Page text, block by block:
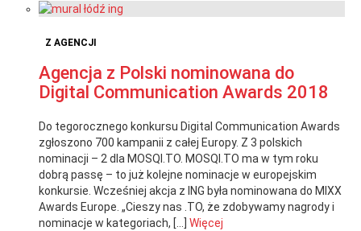
Z AGENCJI
Agencja z Polski nominowana do
Digital Communication Awards 2018
Do tegorocznego konkursu Digital Communication Awards
zgłoszono 700 kampanii z całej Europy. Z 3 polskich
nominacji – 2 dla MOSQI.TO. MOSQI.TO ma w tym roku
dobrą passę – to już kolejne nominacje w europejskim
konkursie. Wcześniej akcja z ING była nominowana do MIXX
Awards Europe. „Cieszy nas .TO, że zdobywamy nagrody i
nominacje w kategoriach, […] Więcej